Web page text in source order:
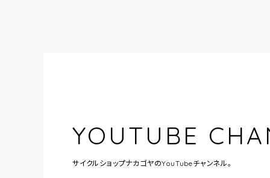
YOUTUBE
サイクルショップナカゴヤのYouTubeチャンネル。